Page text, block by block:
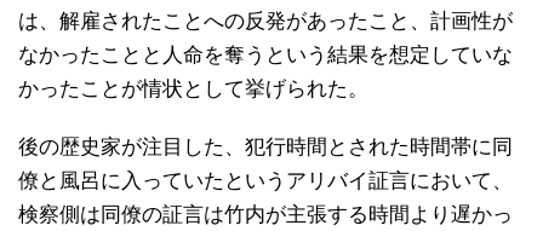
は、解雇されたことへの反発があったこと、計画性が
なかったことと人命を奪うという結果を想定していな
かったことが情状として挙げられた。
後の歴史家が注目した、犯行時間とされた時間帯に同
僚と風呂に入っていたというアリバイ証言において、
検察側は同僚の証言は竹内が主張する時間より遅かっ